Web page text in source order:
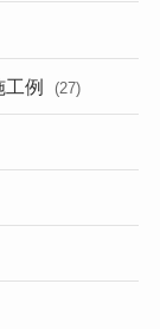
工例 (27)